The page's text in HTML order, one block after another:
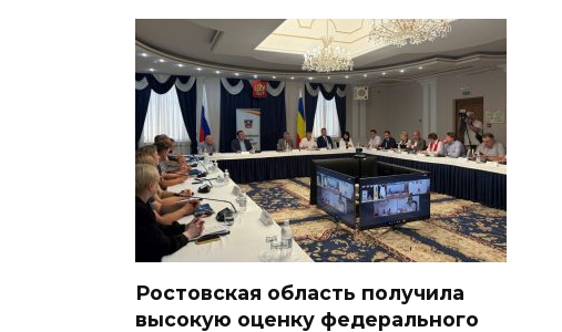
Ростовская область получила
высокую оценку федерального